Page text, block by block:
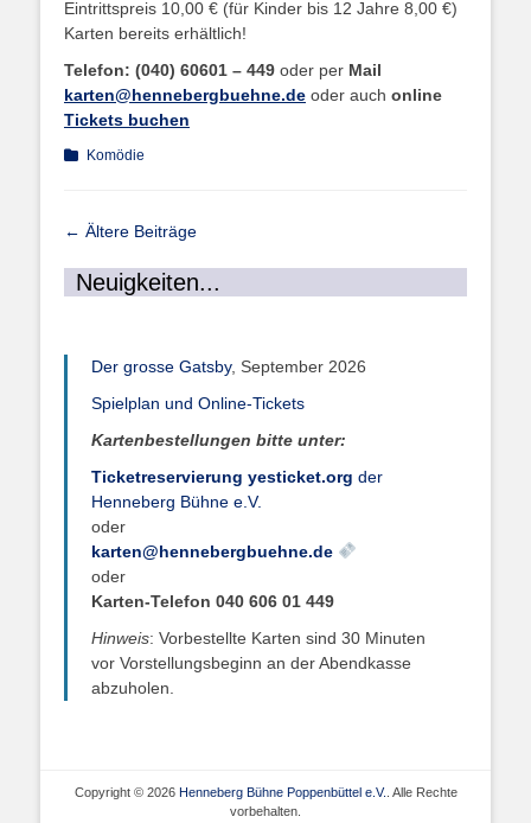
Eintrittspreis 10,00 € (für Kinder bis 12 Jahre 8,00 €)
Karten bereits erhältlich!
Telefon: (040) 60601 – 449 oder per Mail
karten@hennebergbuehne.de oder auch online
Tickets buchen
Kategorien
Komödie
Beitragsnavigation
← Ältere Beiträge
Neuigkeiten...
Der grosse Gatsby, September 2026
Spielplan und Online-Tickets
Kartenbestellungen bitte unter:
Ticketreservierung yesticket.org der
Henneberg Bühne e.V.
oder
karten@hennebergbuehne.de
oder
Karten-Telefon 040 606 01 449
Hinweis: Vorbestellte Karten sind 30 Minuten
vor Vorstellungsbeginn an der Abendkasse
abzuholen.
Copyright © 2026 Henneberg Bühne Poppenbüttel e.V. . Alle Rechte
vorbehalten.